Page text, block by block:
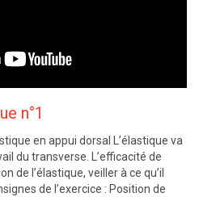
n°1
en appui dorsal L’élastique va
du transverse. L’efficacité de
de l’élastique, veiller à ce qu’il
de l’exercice : Position de